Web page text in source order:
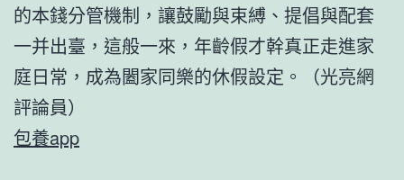
的本錢分管機制，讓鼓勵與束縛、提倡與配套
一并出臺，這般一來，年齡假才幹真正走進家
庭日常，成為闔家同樂的休假設定。
（光亮網
評論員）
包養app